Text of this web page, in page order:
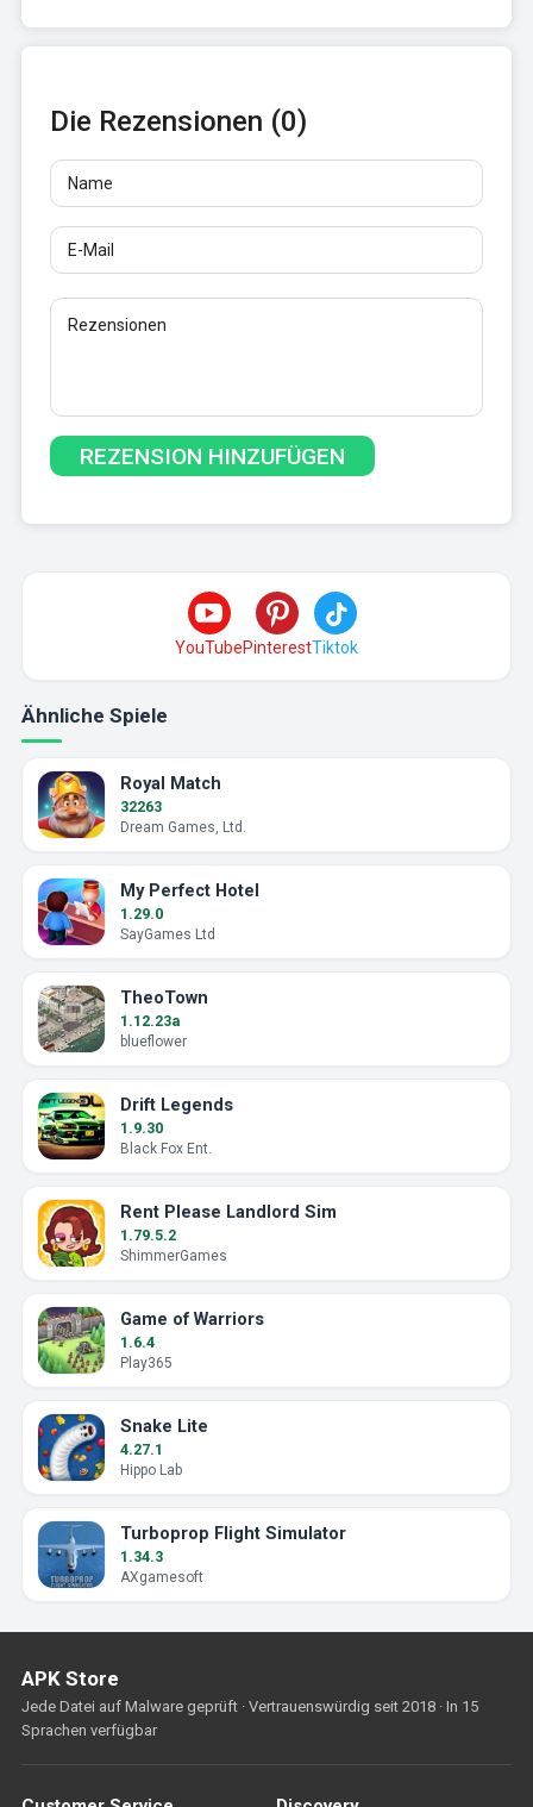
Die Rezensionen (0)
Name
E-Mail
Rezensionen
Mindestens 10 Zeichen. Links sind nicht erlaubt.
YouTubePinterestTiktok
Ähnliche Spiele
Royal Match
32263
Dream Games, Ltd.
My Perfect Hotel
1.29.0
SayGames Ltd
TheoTown
1.12.23a
blueflower
Drift Legends
1.9.30
Black Fox Ent.
Rent Please Landlord Sim
1.79.5.2
ShimmerGames
Game of Warriors
1.6.4
Play365
Snake Lite
4.27.1
Hippo Lab
Turboprop Flight Simulator
1.34.3
AXgamesoft
APK Store
Jede Datei auf Malware geprüft · Vertrauenswürdig seit 2018 · In 15
Sprachen verfügbar